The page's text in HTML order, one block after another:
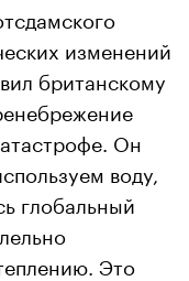
изменений
британскому
Он
воду,
глобальный
Это